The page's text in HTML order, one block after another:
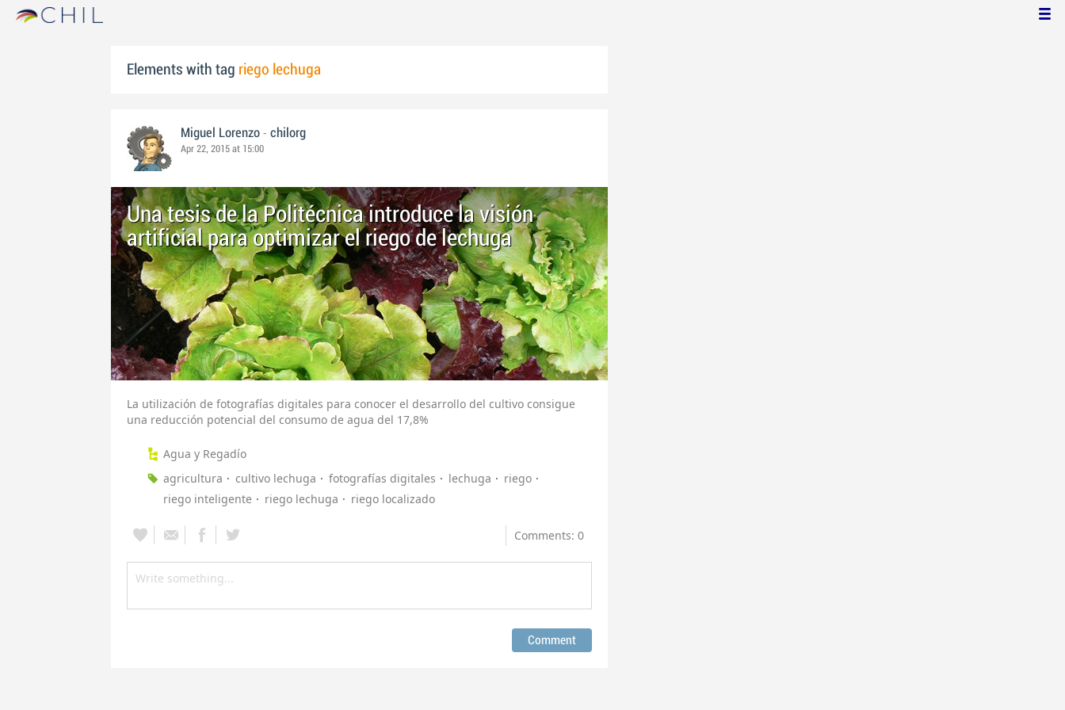
Elements with tag riego lechuga
Miguel Lorenzo - chilorg
Apr 22, 2015 at 15:00
Una tesis de la Politécnica introduce la visión
artificial para optimizar el riego de lechuga
La utilización de fotografías digitales para conocer el desarrollo del cultivo consigue
una reducción potencial del consumo de agua del 17,8%
Agua y Regadío
agricultura
cultivo lechuga fotografías digitales lechuga
riego
riego inteligente
riego lechuga riego localizado
Comments: 0